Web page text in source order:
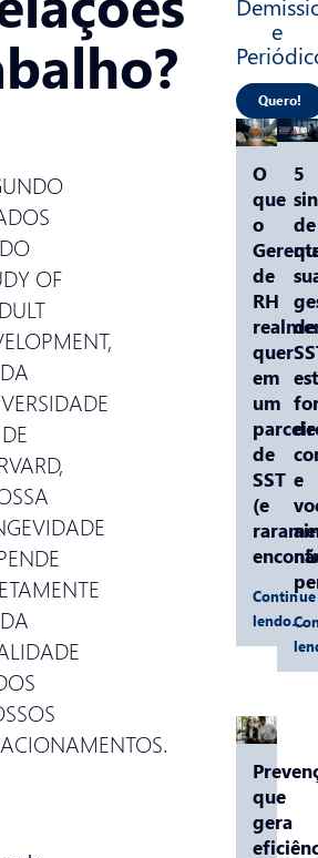
DO
OF
DA
DE
DA
e
Quero!
O
que
o
de
RH
quer
em
um
de
SST
(e
Continue
lendo…
5
de
de
de
e
que
gera